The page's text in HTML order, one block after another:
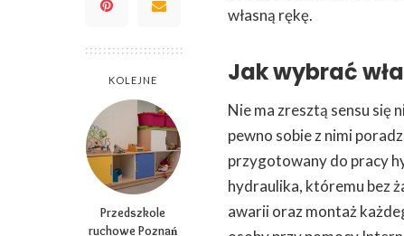
KOLEJNE
Przedszkole
ruchowe Poznań
własną rękę.
Jak wybrać
Nie ma zresztą sensu się
pewno sobie z nimi
przygotowany do pracy
hydraulika, któremu bez
awarii oraz montaż